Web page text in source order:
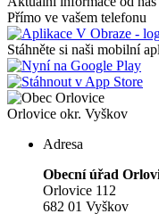
Přímo ve vašem telefonu
Stáhněte si naši mobilní
Orlovice okr. Vyškov
Adresa
Obecní úřad
Orlovice 112
682 01 Vyškov